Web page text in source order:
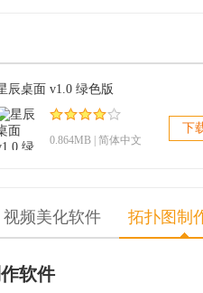
辰桌面 v1.0 绿色版
0.864MB | 简体中文
下
视频美化软件 拓扑图制
软件